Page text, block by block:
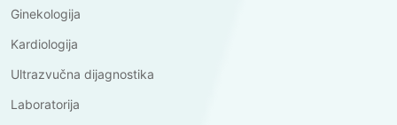
Ginekologija
Kardiologija
Ultrazvučna dijagnostika
Laboratorija